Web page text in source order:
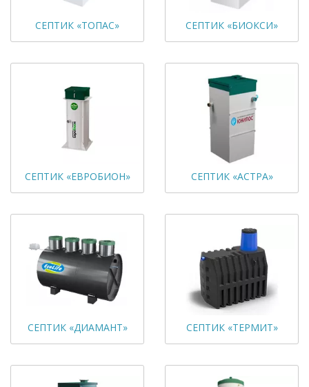
СЕПТИК «ТОПАС» СЕПТИК «БИОКСИ»
СЕПТИК «ЕВРОБИОН» СЕПТИК «АСТРА»
СЕПТИК «ДИАМАНТ» СЕПТИК «ТЕРМИТ»